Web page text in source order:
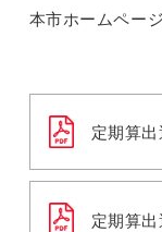
本市ホームペー
定期算出
定期算出